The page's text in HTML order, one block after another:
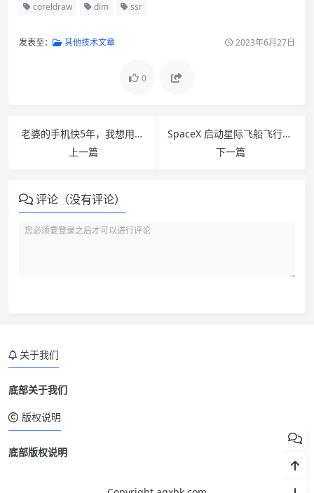
coreldraw dim ssr
发表至： 其他技术文章 2023年6月27日
0
老婆的手机快5年，我想用副业收入给她买个新手机
上一篇
SpaceX 启动星际飞船飞行测试
下一篇
评论（没有评论）
关于我们
底部关于我们
版权说明
底部版权说明